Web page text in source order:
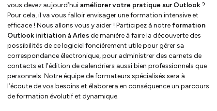
vous devez aujourd’hui améliorer votre pratique sur Outlook ?
Pour cela, il va vous falloir envisager une formation intensive et
efficace ! Nous allons vous y aider ! Participez à notre formation
Outlook initiation à Arlesde manière à faire la découverte des
possibilités de ce logiciel foncièrement utile pour gérer sa
correspondance électronique, pour administrer des carnets de
contacts et l’édition de calendriers aussi bien professionnels que
personnels. Notre équipe de formateurs spécialisés sera à
l’écoute de vos besoins et élaborera en conséquence un parcours
de formation évolutif et dynamique.